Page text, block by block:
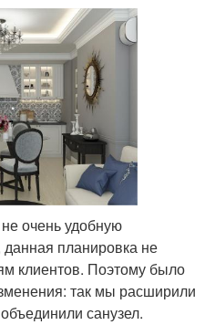
очень удобную
данная планировка не
клиентов. Поэтому было
так мы расширили
санузел.